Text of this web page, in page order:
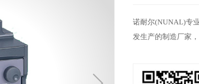
匠心深耕电力保障行业，为全球
尔以立心”为核心品牌理念，将至
穿于产品研发、生产制造、客户
动用户的迅猛发展，以及未来的云
络，数据中心的数据保护就非常
所以对数据中心的建设和供配电
诺耐尔(NUNAL)专
发生产的制造厂家